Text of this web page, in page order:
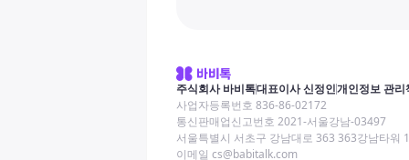
주식회사 바비톡대표이사 신정인개인정보 관리
사업자등록번호 836-86-02172
통신판매업신고번호 2021-서울강남-03497
서울특별시 서초구 강남대로 363 363강남타워
이메일 cs@babitalk.com